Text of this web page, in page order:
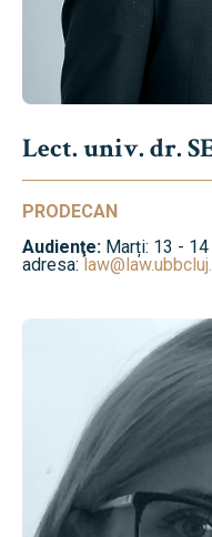
Lect. univ. dr.
PRODECAN
Audienţe: Marți: 13 -
adresa: